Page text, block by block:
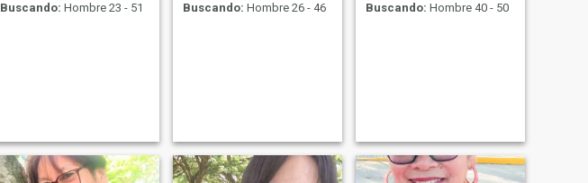
Buscando: Hombre 23 - 51
Buscando: Hombre 26 - 46
Buscando: Hombre 40 - 50